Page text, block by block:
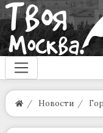
Новости